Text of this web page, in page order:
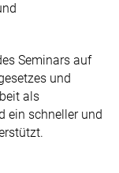
Seminars auf
und
als
ein schneller und